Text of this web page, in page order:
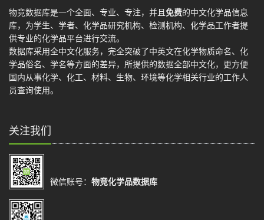
物竞数据库是一个全面、专业、专注，并且 免费的中文化学品信息
库，为学生、学者、化学品研究机构、检测机构、化学品工作者提
供专业的化学品平台进行交流。
数据库采用全中文化服务，完全突破了中英文在化学物质命名、化
学品俗名、学名等方面的差异，所提供的数据全部中文化，更方便
国内从事化学、化工、材料、生物、环境等化学相关行业的工作人
员查询使用。
关注我们
微信账号： 物竞化学品数据库